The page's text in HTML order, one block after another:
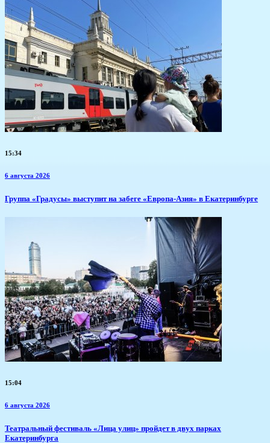
15:34
6 августа 2026
​Группа «Градусы» выступит на забеге «Европа-Азия» в Екатеринбурге
15:04
6 августа 2026
​Театральный фестиваль «Лица улиц» пройдет в двух парках
Екатеринбурга